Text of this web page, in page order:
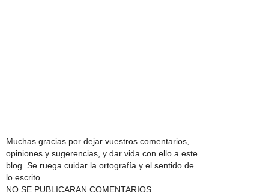
Muchas gracias por dejar vuestros comentarios,
opiniones y sugerencias, y dar vida con ello a este
blog. Se ruega cuidar la ortografía y el sentido de
lo escrito.
NO SE PUBLICARAN COMENTARIOS